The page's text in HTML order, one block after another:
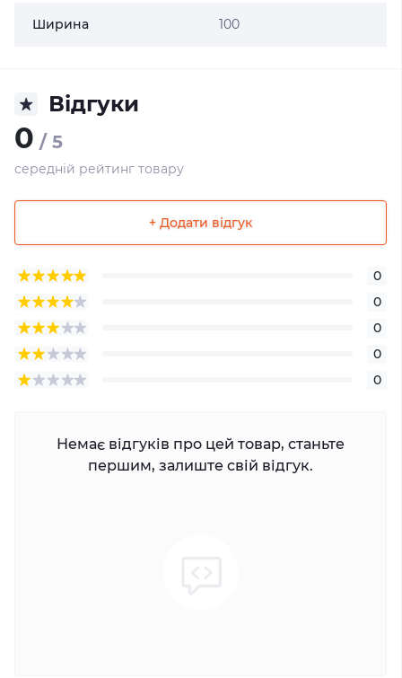
Ширина 100
Відгуки
0 / 5
середній рейтинг товару
+ Додати відгук
0
0
0
0
0
Немає відгуків про цей товар, станьте
першим, залиште свій відгук.